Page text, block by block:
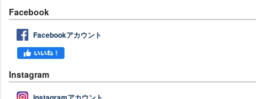
Facebook
Facebookアカウント
Instagram